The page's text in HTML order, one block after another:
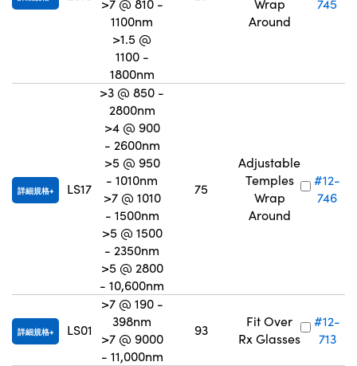
>7 @ 810 -
1100nm
>1.5 @
1100 -
1800nm
Wrap
Around
745
詳細規格 LS17
>3 @ 850 -
2800nm
>4 @ 900
- 2600nm
>5 @ 950
- 1010nm
>7 @ 1010
- 1500nm
>5 @ 1500
- 2350nm
>5 @ 2800
- 10,600nm
75
Adjustable
Temples
Wrap
Around
#12-
746
詳細規格 LS01
>7 @ 190 -
398nm
>7 @ 9000
- 11,000nm
93
Fit Over
Rx Glasses
#12-
713